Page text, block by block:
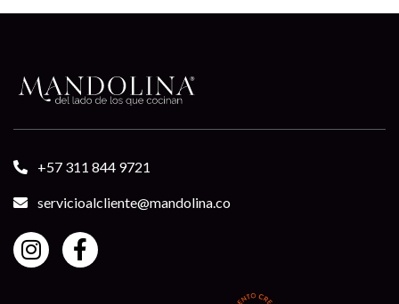
+57 311 844 9721
servicioalcliente@mandolina.co